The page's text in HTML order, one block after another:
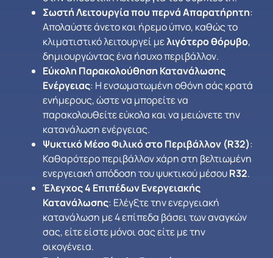
Σωστή Λειτουργία που περνά Απαρατήρητη:
Απολαύστε άνετο και ήρεμο ύπνο, καθώς το
κλιματιστικό λειτουργεί μελιγότερο θόρυβο,
δημιουργώντας ένα ήσυχο περιβάλλον.
Εύκολη Παρακολούθηση Κατανάλωσης
Ενέργειας: Η ενσωματωμένη οθόνη σάς κρατά
ενήμερους, ώστε να μπορείτε να
παρακολουθείτε εύκολα και να μειώνετε την
κατανάλωση ενέργειας.
Ψυκτικό Μέσο Φιλικό στο Περιβάλλον (R32):
Καθαρότερο περιβάλλον χάρη στη βελτιωμένη
ενεργειακή απόδοση του ψυκτικού μέσουR32.
Έλεγχος 4 Επιπέδων Ενεργειακής
Κατανάλωσης: Ελέγξτε την ενεργειακή
κατανάλωση με 4 επίπεδα βάσει των αναγκών
σας, είτε είστε μόνοι σας είτε με την
οικογένεια.